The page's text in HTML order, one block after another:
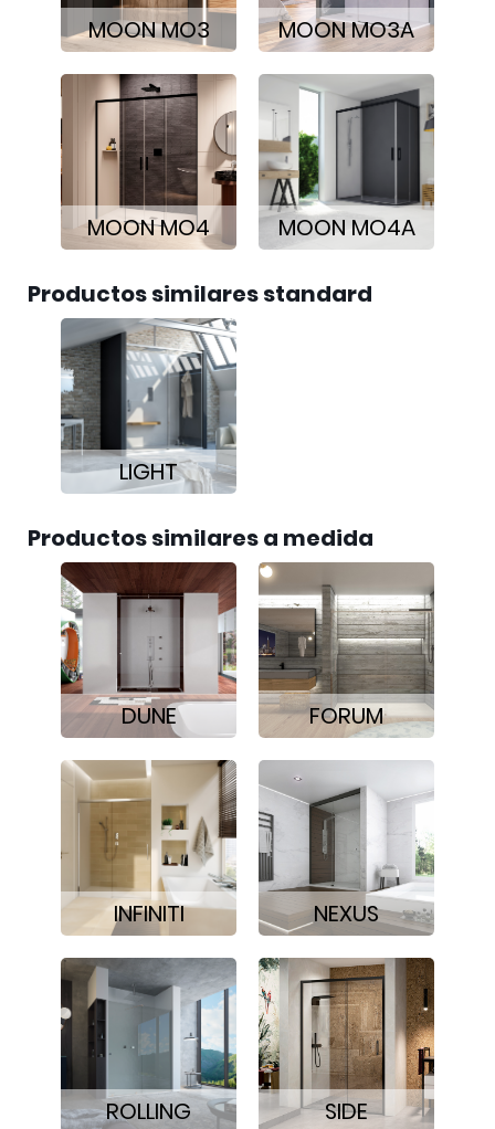
MOON MO3 MOON MO3A
MOON MO4 MOON MO4A
Productos similares standard
LIGHT
Productos similares a medida
DUNE FORUM
INFINITI NEXUS
ROLLING SIDE